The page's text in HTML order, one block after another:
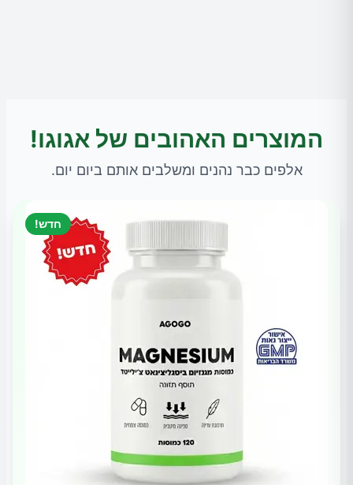
המוצרים האהובים של אגוגו!
אלפים כבר נהנים ומשלבים אותם ביום יום.
חדש!